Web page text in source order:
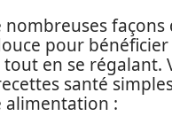
nombreuses
pour bénéficier
en se régalant.
santé
alimentation :